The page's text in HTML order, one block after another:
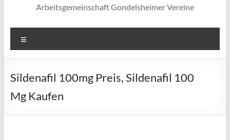
Arbeitsgemeinschaft Gondelsheimer Vereine
Sildenafil 100mg Preis, Sildenafil 100
Mg Kaufen